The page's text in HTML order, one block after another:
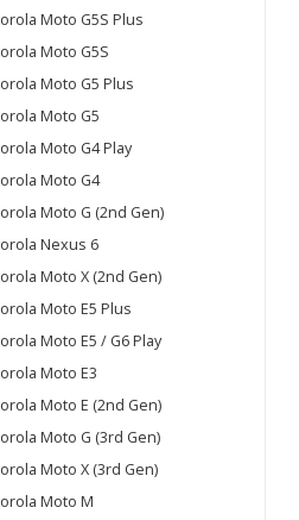
Moto G5S Plus
Moto G5S
Moto G5 Plus
Moto G5
Moto G4 Play
Moto G4
Moto G (2nd Gen)
Nexus 6
Moto X (2nd Gen)
Moto E5 Plus
Moto E5 / G6 Play
Moto E3
Moto E (2nd Gen)
Moto G (3rd Gen)
Moto X (3rd Gen)
Moto M